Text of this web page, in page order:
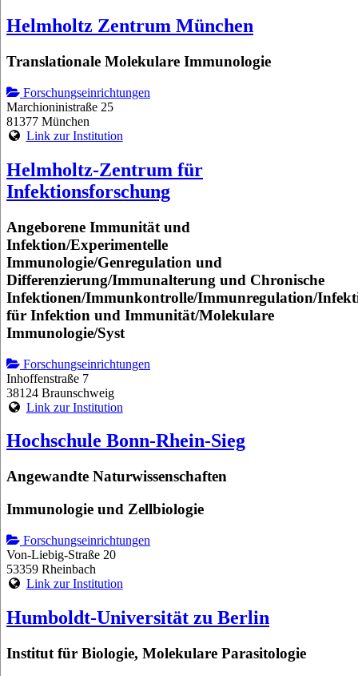
Helmholtz Zentrum München
Translationale Molekulare Immunologie
Forschungseinrichtungen
Marchioninistraße 25
81377 München
Link zur Institution
Helmholtz-Zentrum für
Infektionsforschung
Angeborene Immunität und
Infektion/Experimentelle
Immunologie/Genregulation und
Differenzierung/Immunalterung und Chronische
Infektionen/Immunkontrolle/Immunregulation/
für Infektion und Immunität/Molekulare
Immunologie/Syst
Forschungseinrichtungen
Inhoffenstraße 7
38124 Braunschweig
Link zur Institution
Hochschule Bonn-Rhein-Sieg
Angewandte Naturwissenschaften
Immunologie und Zellbiologie
Forschungseinrichtungen
Von-Liebig-Straße 20
53359 Rheinbach
Link zur Institution
Humboldt-Universität zu Berlin
Institut für Biologie, Molekulare Parasitologie